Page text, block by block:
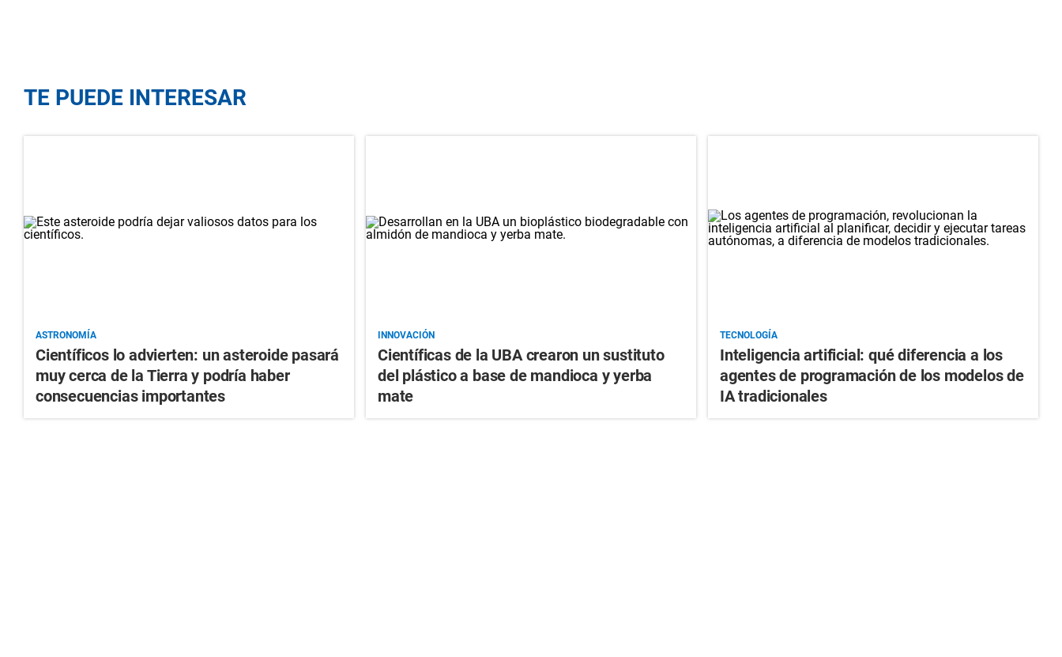
TE PUEDE INTERESAR
ASTRONOMÍA
Científicos lo advierten: un asteroide pasará
muy cerca de la Tierra y podría haber
consecuencias importantes
INNOVACIÓN
Científicas de la UBA crearon un sustituto
del plástico a base de mandioca y yerba
mate
TECNOLOGÍA
Inteligencia artificial: qué diferencia a los
agentes de programación de los modelos de
IA tradicionales